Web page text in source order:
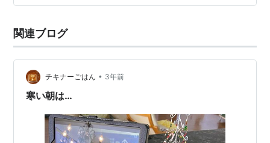
から受け取ることになっているものがありました。土曜
と、土曜日の仕事帰りに待ち合わせることに。…あ、夫
が。 私は宅配便受け取り & 夕食準備係で…
関連ブログ
チキナーごはん • 3年前
寒い朝は…